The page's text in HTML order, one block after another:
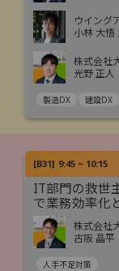
ウイング
小林 大悟
株式会社
光野 正人
製造DX 建設DX
[B31] 9:45 ~ 10:15
IT部門の救世
で業務効率化
株式会社
古阪 晶平
人手不足対策